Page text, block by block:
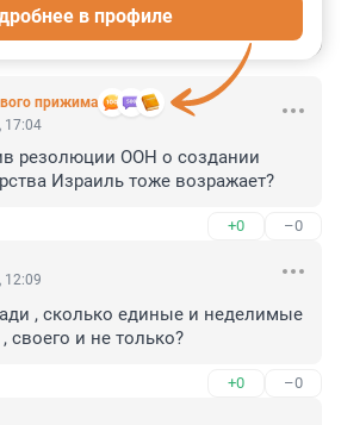
прижима
в профиле
17:04
резолюции ООН о создании
Израиль тоже возражает?
+0 –0
12:09
, сколько единые и неделимые
своего и не только?
+0 –0